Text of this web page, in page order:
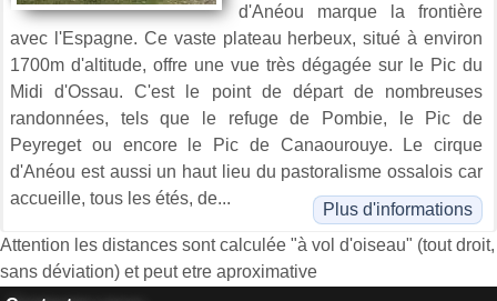
d'Anéou marque la frontière
avec l'Espagne. Ce vaste plateau herbeux, situé à environ
1700m d'altitude, offre une vue très dégagée sur le Pic du
Midi d'Ossau. C'est le point de départ de nombreuses
randonnées, tels que le refuge de Pombie, le Pic de
Peyreget ou encore le Pic de Canaourouye. Le cirque
d'Anéou est aussi un haut lieu du pastoralisme ossalois car
accueille, tous les étés, de...
Plus d'informations
Attention les distances sont calculée "à vol d'oiseau" (tout droit,
sans déviation) et peut etre aproximative